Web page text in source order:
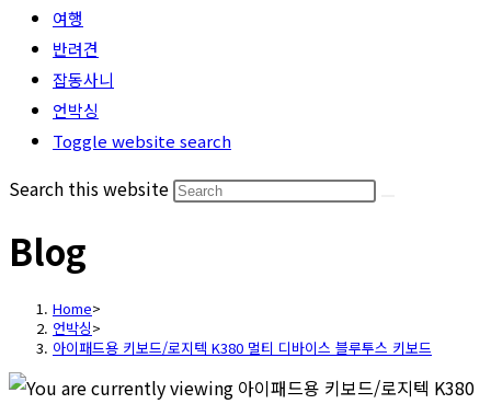
여행
반려견
잡동사니
언박싱
Toggle website search
Search this website
Blog
Home>
언박싱>
아이패드용 키보드/로지텍 K380 멀티 디바이스 블루투스 키보드